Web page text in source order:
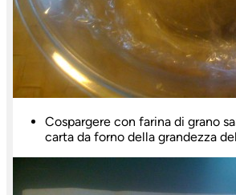
Cospargere con farina di grano
carta da forno della grandezza